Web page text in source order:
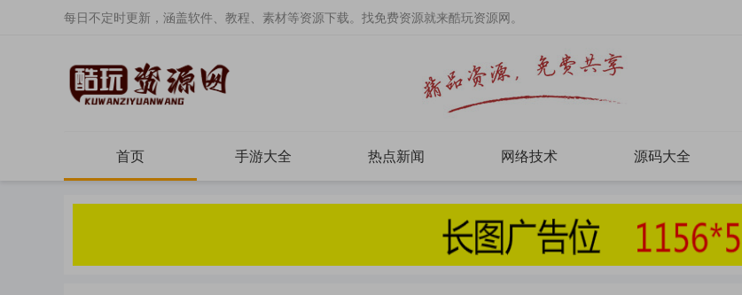
每日不定时更新，涵盖软件、教程、素材等资源下载。找免费资源就来酷玩资源网。
首页 手游大全 热点新闻 网络技术 源码大全